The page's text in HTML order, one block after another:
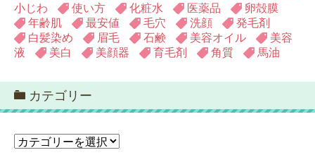
小じわ
使い方 化粧水 医薬品
卵殻膜
年齢肌
最安値 毛穴 洗顔
発毛剤
白髪染め
眉毛 石鹸 美容オイル
美容
液
美白 美顔器 育毛剤 角質 馬油
カテゴリー
カ